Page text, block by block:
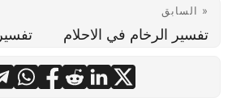
« السابق
تفسير الرخام في الاحلام